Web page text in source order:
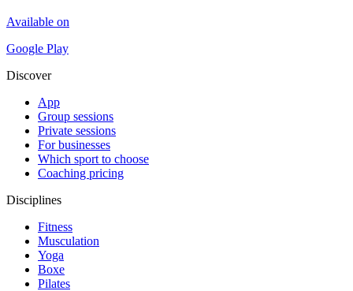
Available on
Google Play
Discover
App
Group sessions
Private sessions
For businesses
Which sport to choose
Coaching pricing
Disciplines
Fitness
Musculation
Yoga
Boxe
Pilates